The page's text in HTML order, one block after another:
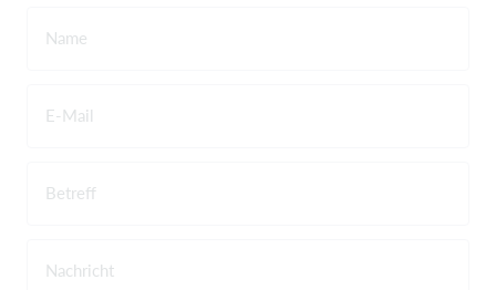
Name
E-Mail
Betreff
Nachricht